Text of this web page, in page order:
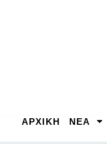
ΑΡΧΙΚΉ ΝΕΑ